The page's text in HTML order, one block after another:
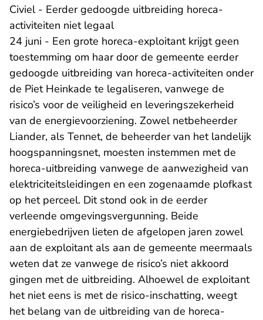
Civiel - Eerder gedoogde uitbreiding horeca-
activiteiten niet legaal
24 juni - Een grote horeca-exploitant krijgt geen
toestemming om haar door de gemeente eerder
gedoogde uitbreiding van horeca-activiteiten onder
de Piet Heinkade te legaliseren, vanwege de
risico’s voor de veiligheid en leveringszekerheid
van de energievoorziening. Zowel netbeheerder
Liander, als Tennet, de beheerder van het landelijk
hoogspanningsnet, moesten instemmen met de
horeca-uitbreiding vanwege de aanwezigheid van
elektriciteitsleidingen en een zogenaamde plofkast
op het perceel. Dit stond ook in de eerder
verleende omgevingsvergunning. Beide
energiebedrijven lieten de afgelopen jaren zowel
aan de exploitant als aan de gemeente meermaals
weten dat ze vanwege de risico’s niet akkoord
gingen met de uitbreiding. Alhoewel de exploitant
het niet eens is met de risico-inschatting, weegt
het belang van de uitbreiding van de horeca-